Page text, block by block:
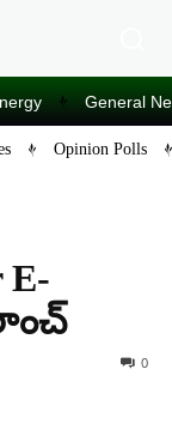
General
Opinion Polls
E-
0